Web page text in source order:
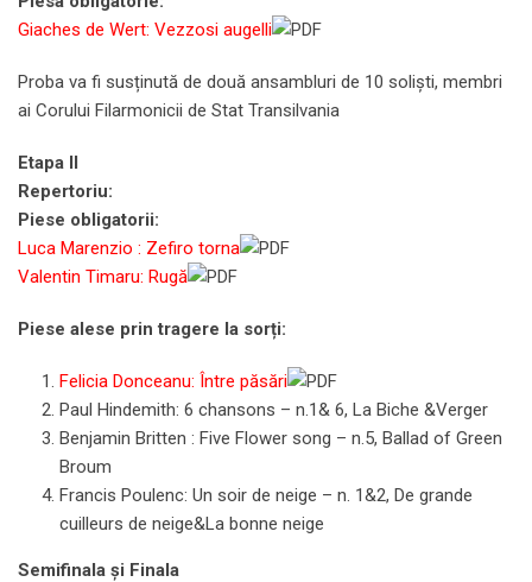
Giaches de Wert: Vezzosi augelli
Proba va fi susținută de două ansambluri de 10 soliști, membri
ai Corului Filarmonicii de Stat Transilvania
Etapa II
Repertoriu:
Piese obligatorii:
Luca Marenzio : Zefiro torna
Valentin Timaru: Rugă
Piese alese prin tragere la sorți:
Felicia Donceanu: Între păsări
Paul Hindemith: 6 chansons – n.1& 6, La Biche &Verger
Benjamin Britten : Five Flower song – n.5, Ballad of Green
Broum
Francis Poulenc: Un soir de neige – n. 1&2, De grande
cuilleurs de neige&La bonne neige
Semifinala și Finala